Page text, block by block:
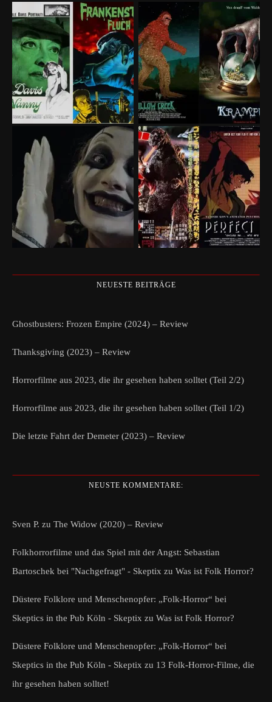
NEUESTE BEITRÄGE
Ghostbusters: Frozen Empire (2024) – Review
Thanksgiving (2023) – Review
Horrorfilme aus 2023, die ihr gesehen haben solltet (Teil 2/2)
Horrorfilme aus 2023, die ihr gesehen haben solltet (Teil 1/2)
Die letzte Fahrt der Demeter (2023) – Review
NEUSTE KOMMENTARE:
Sven P. zu The Widow (2020) – Review
Folkhorrorfilme und das Spiel mit der Angst: Sebastian
Bartoschek bei "Nachgefragt" - Skeptix zu Was ist Folk Horror?
Düstere Folklore und Menschenopfer: „Folk-Horror“ bei
Skeptics in the Pub Köln - Skeptix zu Was ist Folk Horror?
Düstere Folklore und Menschenopfer: „Folk-Horror“ bei
Skeptics in the Pub Köln - Skeptix zu 13 Folk-Horror-Filme, die
ihr gesehen haben solltet!